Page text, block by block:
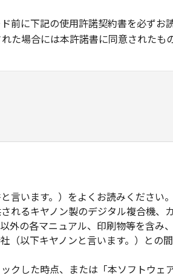
前に下記の使用許諾契約書を必ずお
た場合には本許諾書に同意されたも
言います。）をよくお読みください。
れるキヤノン製のデジタル複合機
外の各マニュアル、印刷物等を含み
以下キヤノンと言います。）との間
クした時点、または「本ソフトウェ